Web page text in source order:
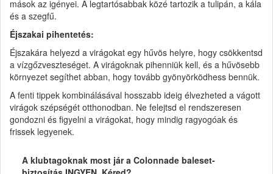
mások az igényei. A legtartósabbak közé tartozik a tulipán, a kála
és a szegfű.
Éjszakai pihentetés:
Éjszakára helyezd a virágokat egy hűvös helyre, hogy csökkentsd
a vízgőzveszteséget. A virágoknak pihenniük kell, és a hűvösebb
környezet segíthet abban, hogy tovább gyönyörködhess bennük.
A fenti tippek kombinálásával hosszabb ideig élvezheted a vágott
virágok szépségét otthonodban. Ne felejtsd el rendszeresen
gondozni és figyelni a virágokat, hogy mindig ragyogóak és
frissek legyenek.
A klubtagoknak most jár a Colonnade baleset-